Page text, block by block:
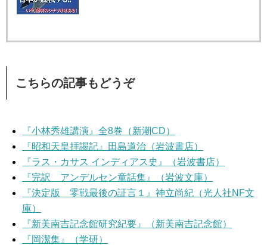
こちらの記事もどうぞ
『小林秀雄講演』全8巻（新潮CD）
『昭和天皇拝謁記』田島道治（岩波書店）
『ラス・カサス インディアス史』（岩波書店）
『完訳 アンデルセン童話集』（岩波文庫）
『決定版 零戦最後の証言１』神立尚紀（光人社NF文
庫）
『新美南吉記念館研究紀要』（新美南吉記念館）
『岡潔集』（学研）